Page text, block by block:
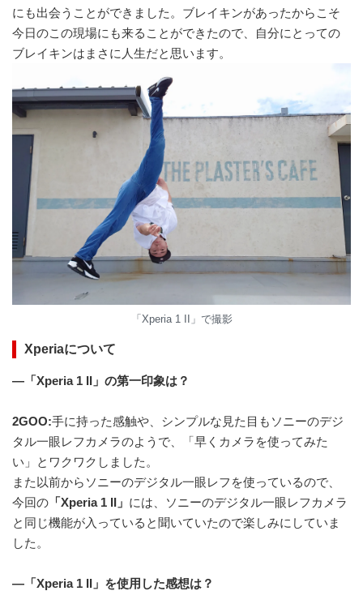
にも出会うことができました。ブレイキンがあったからこそ
今日のこの現場にも来ることができたので、自分にとっての
ブレイキンはまさに人生だと思います。
「Xperia 1 II」で撮影
Xperiaについて
—「Xperia 1 II」の第一印象は？
2GOO:手に持った感触や、シンプルな見た目もソニーのデジ
タル一眼レフカメラのようで、「早くカメラを使ってみた
い」とワクワクしました。
また以前からソニーのデジタル一眼レフを使っているので、
今回の 「Xperia 1 II」 には、ソニーのデジタル一眼レフカメラ
と同じ機能が入っていると聞いていたので楽しみにしていま
した。
—「Xperia 1 II」を使用した感想は？